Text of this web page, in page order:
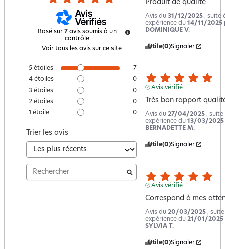
Basé sur 7 avis soumis à un
contrôle
Voir tous les avis sur ce site
5 étoiles
7
4 étoiles
0
3 étoiles
0
2 étoiles
0
1 étoile 0
Trier les avis
Produit de qualité
Avis du 31/12/2025 , suite
expérience du 14/11/2025
DOMINIQUE V.
Utile(0)Signaler
Avis vérifié
Très bon rapport
Avis du 27/04/2025 , suite
expérience du 13/03/2025
BERNADETTE M.
Utile(0)Signaler
Avis vérifié
Correspond à mes
Avis du 20/03/2025 ,
expérience du 21/01/2025
SYLVIA T.
Utile(0)Signaler